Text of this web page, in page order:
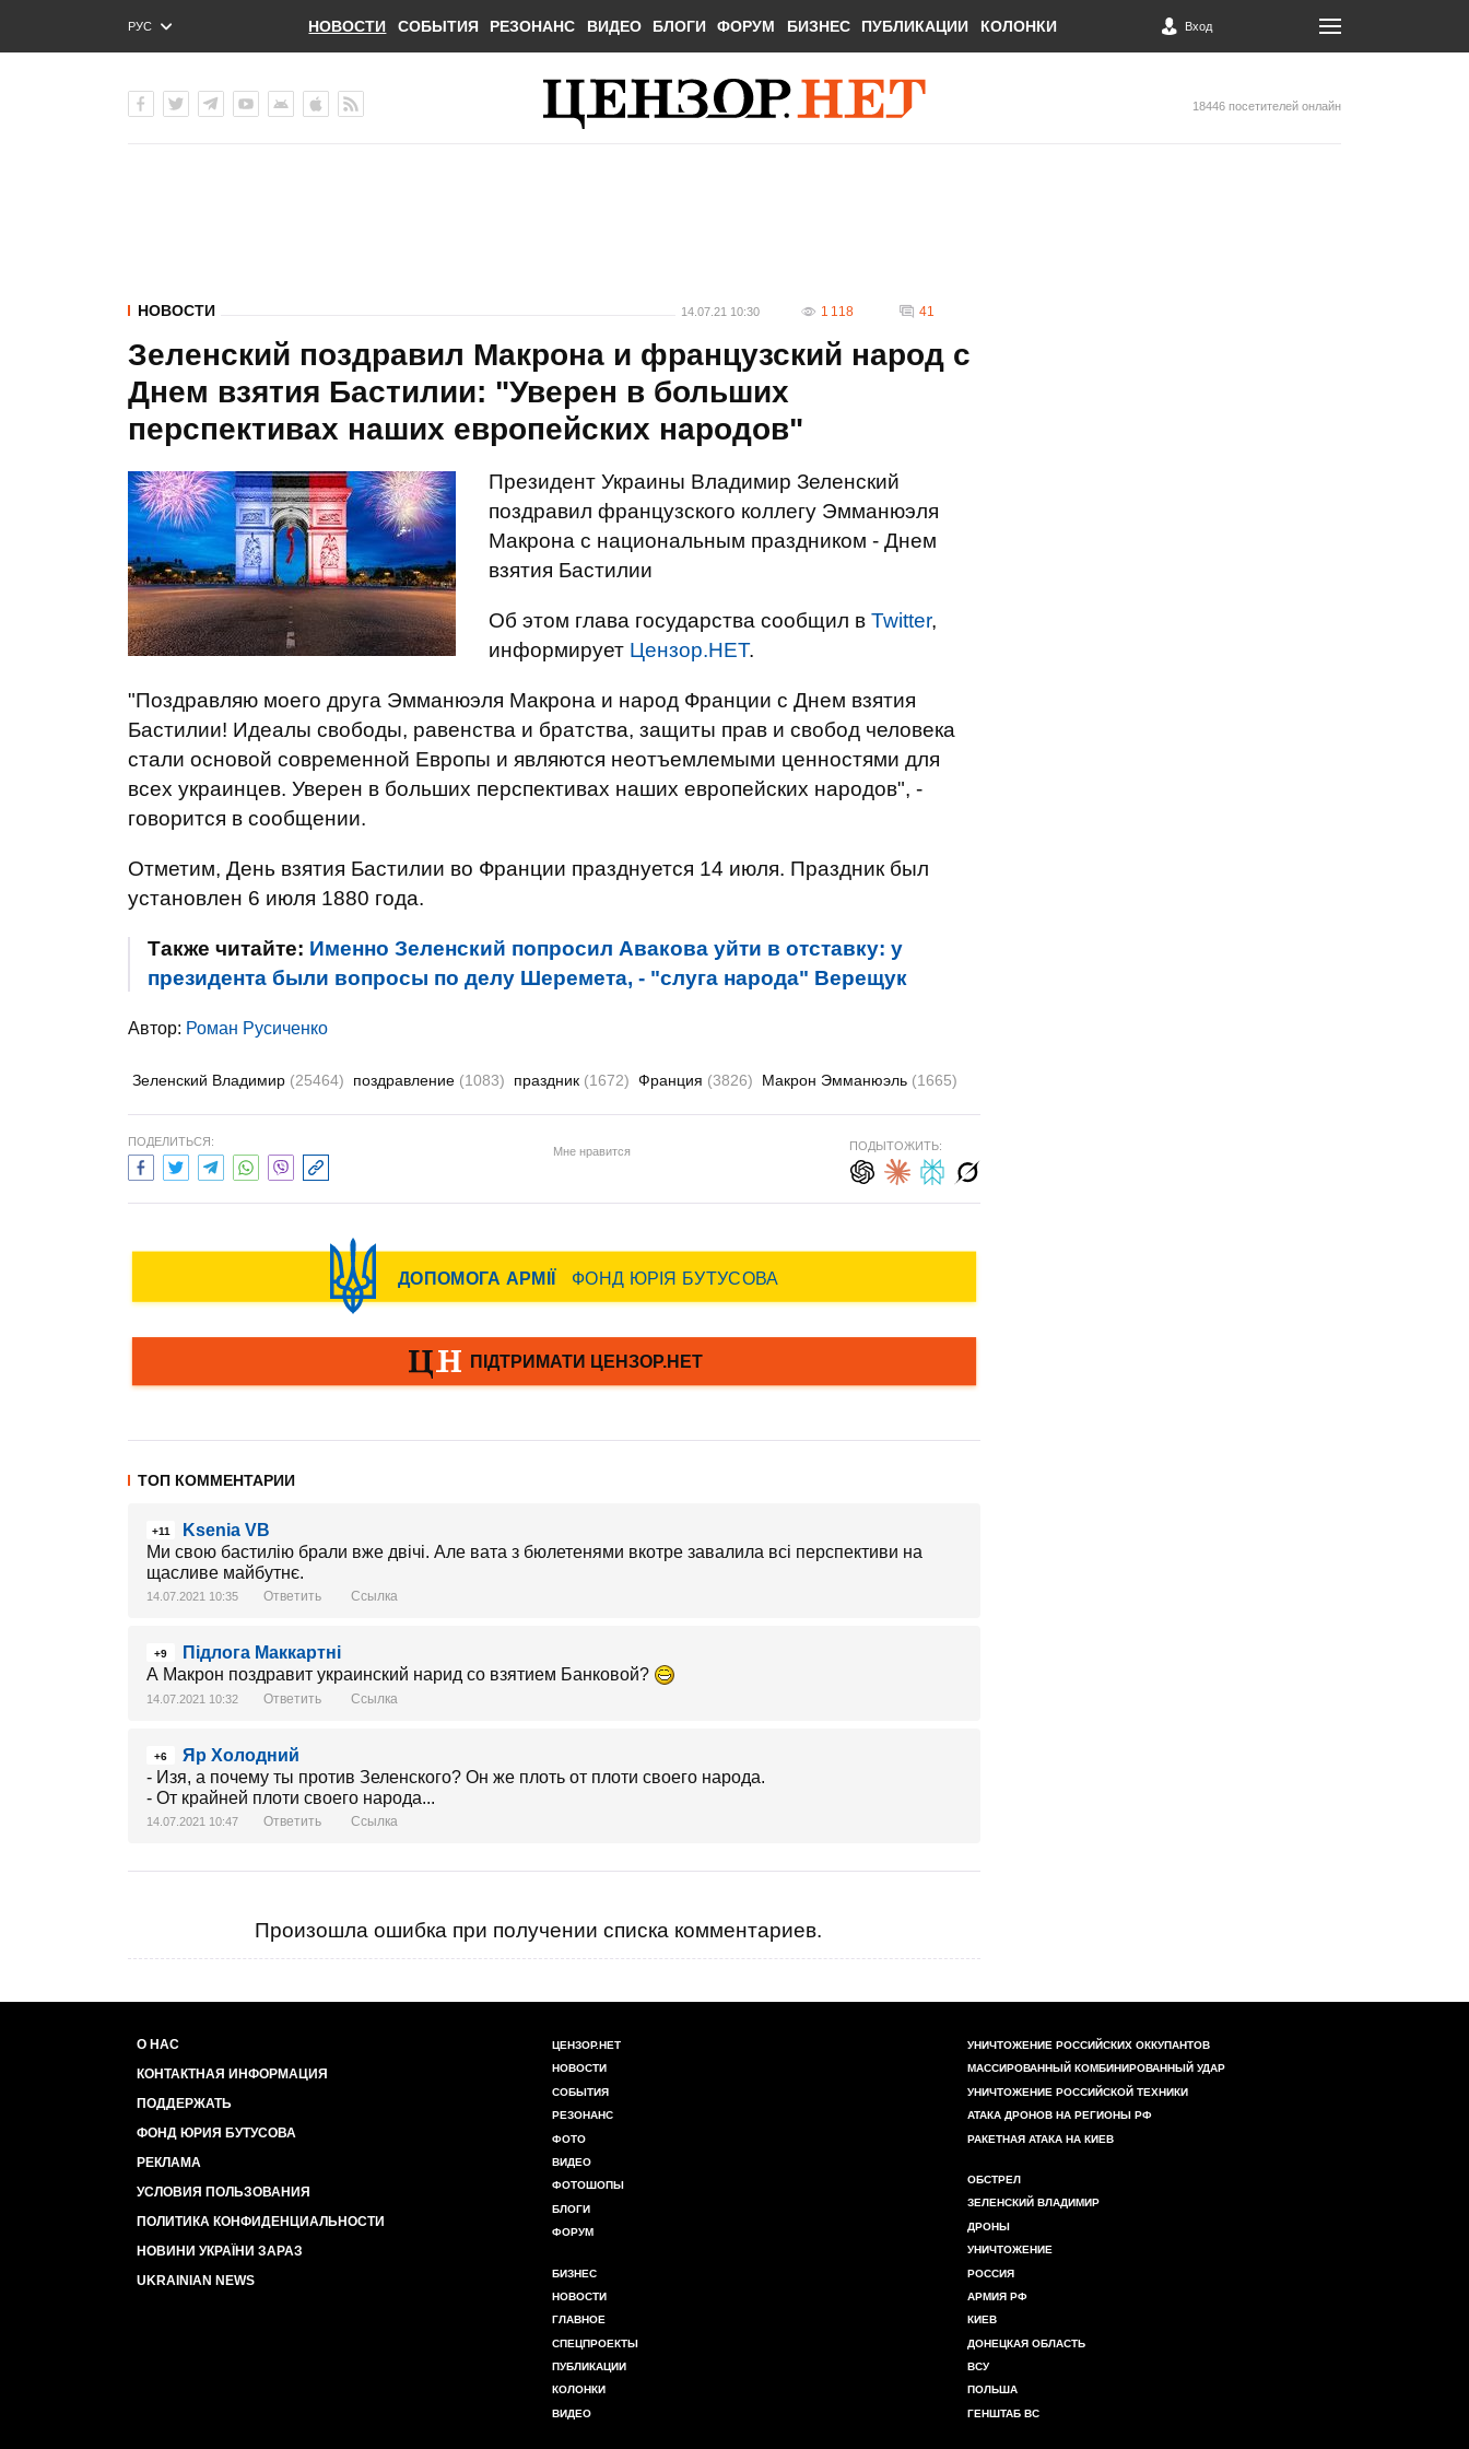
РУС
ENG
НОВОСТИ СОБЫТИЯ РЕЗОНАНС ВИДЕО БЛОГИ ФОРУМ БИЗНЕС ПУБЛИКАЦИИ КОЛОНКИ Вход
18446 посетителей онлайн
НОВОСТИ 14.07.21 10:30 1 118 41
Зеленский поздравил Макрона и французский народ с
Днем взятия Бастилии: "Уверен в больших
перспективах наших европейских народов"
Президент Украины Владимир Зеленский
поздравил французского коллегу Эмманюэля
Макрона с национальным праздником - Днем
взятия Бастилии
Об этом глава государства сообщил в Twitter,
информирует Цензор.НЕТ.
"Поздравляю моего друга Эмманюэля Макрона и народ Франции с Днем взятия
Бастилии! Идеалы свободы, равенства и братства, защиты прав и свобод человека
стали основой современной Европы и являются неотъемлемыми ценностями для
всех украинцев. Уверен в больших перспективах наших европейских народов", -
говорится в сообщении.
Отметим, День взятия Бастилии во Франции празднуется 14 июля. Праздник был
установлен 6 июля 1880 года.
Также читайте: Именно Зеленский попросил Авакова уйти в отставку: у
президента были вопросы по делу Шеремета, - "слуга народа" Верещук
Автор: Роман Русиченко
Зеленский Владимир (25464) поздравление (1083) праздник (1672) Франция (3826) Макрон Эмманюэль (1665)
ПОДЕЛИТЬСЯ:
Мне нравится ПОДЫТОЖИТЬ:
ТОП КОММЕНТАРИИ
+11
Ksenia VB
Ми свою бастилію брали вже двічі. Але вата з бюлетенями вкотре завалила всі перспективи на
щасливе майбутнє.
14.07.2021 10:35 Ответить Ссылка
+9
Підлога Маккартні
А Макрон поздравит украинский нарид со взятием Банковой?
14.07.2021 10:32 Ответить Ссылка
+6
Яр Холодний
- Изя, а почему ты против Зеленского? Он же плоть от плоти своего народа.
- От крайней плоти своего народа...
14.07.2021 10:47 Ответить Ссылка
Произошла ошибка при получении списка комментариев.
О НАС
КОНТАКТНАЯ ИНФОРМАЦИЯ
ПОДДЕРЖАТЬ
ФОНД ЮРИЯ БУТУСОВА
РЕКЛАМА
УСЛОВИЯ ПОЛЬЗОВАНИЯ
ПОЛИТИКА КОНФИДЕНЦИАЛЬНОСТИ
НОВИНИ УКРАЇНИ ЗАРАЗ
UKRAINIAN NEWS
ЦЕНЗОР.НЕТ
НОВОСТИ
СОБЫТИЯ
РЕЗОНАНС
ФОТО
ВИДЕО
ФОТОШОПЫ
БЛОГИ
ФОРУМ
БИЗНЕС
НОВОСТИ
ГЛАВНОЕ
СПЕЦПРОЕКТЫ
ПУБЛИКАЦИИ
КОЛОНКИ
ВИДЕО
УНИЧТОЖЕНИЕ РОССИЙСКИХ ОККУПАНТОВ
МАССИРОВАННЫЙ КОМБИНИРОВАННЫЙ УДАР
УНИЧТОЖЕНИЕ РОССИЙСКОЙ ТЕХНИКИ
АТАКА ДРОНОВ НА РЕГИОНЫ РФ
РАКЕТНАЯ АТАКА НА КИЕВ
ОБСТРЕЛ
ЗЕЛЕНСКИЙ ВЛАДИМИР
ДРОНЫ
УНИЧТОЖЕНИЕ
РОССИЯ
АРМИЯ РФ
КИЕВ
ДОНЕЦКАЯ ОБЛАСТЬ
ВСУ
ПОЛЬША
ГЕНШТАБ ВС